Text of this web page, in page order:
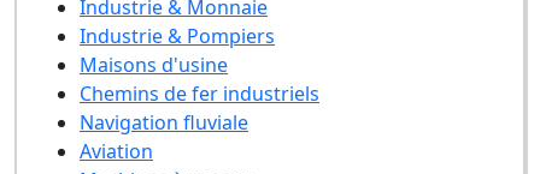
Industrie & Monnaie
Industrie & Pompiers
Maisons d'usine
Chemins de fer industriels
Navigation fluviale
Aviation